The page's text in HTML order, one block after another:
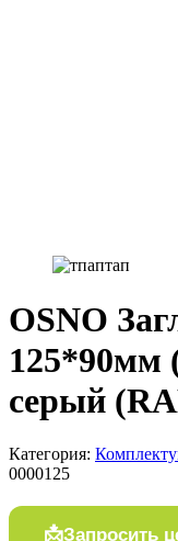
OSNO
125*90мм
серый
Категория:
0000125
Запросить